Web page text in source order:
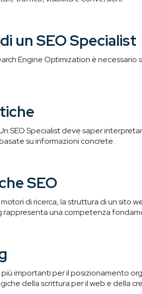
un SEO Specialist
Engine Optimization è necessario
SEO Specialist deve saper
su informazioni concrete.
SEO
di ricerca, la struttura di un sito
rappresenta una competenza
importanti per il posizionamento
della scrittura per il web e della